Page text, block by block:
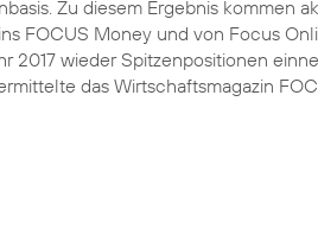
Zu diesem Ergebnis kommen
FOCUS Money und von Focus
2017 wieder Spitzenpositionen
das Wirtschaftsmagazin